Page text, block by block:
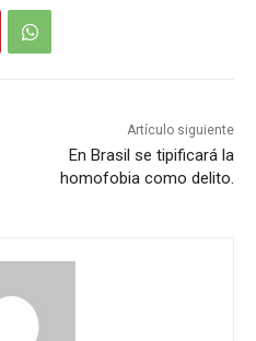
Artículo siguiente
En Brasil se tipificará la
homofobia como delito.